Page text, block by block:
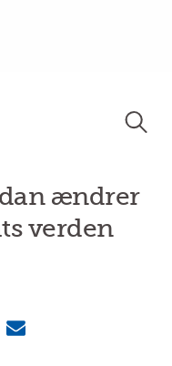
ændrer
verden